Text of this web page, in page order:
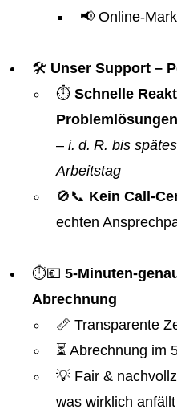
📢 Online-
🛠️ Unser Support –
⏱️ Schnelle
Problemlösungen
– i. d. R. bis
Arbeitstag
🚫📞 Kein Call-
echten
⏱️💶 5-Minuten-
Abrechnung
📏 Transparente
⏳ Abrechnung im
💡 Fair &
was wirklich anfällt